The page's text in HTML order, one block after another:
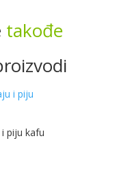
takođe
piju kafu